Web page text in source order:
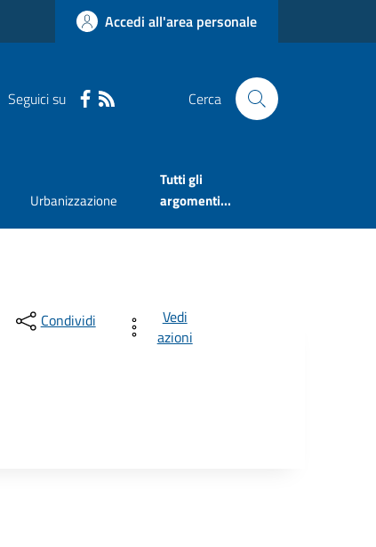
Accedi all'area personale
Seguici su Cerca
Urbanizzazione
Tutti gli
argomenti...
Condividi
Vedi
azioni